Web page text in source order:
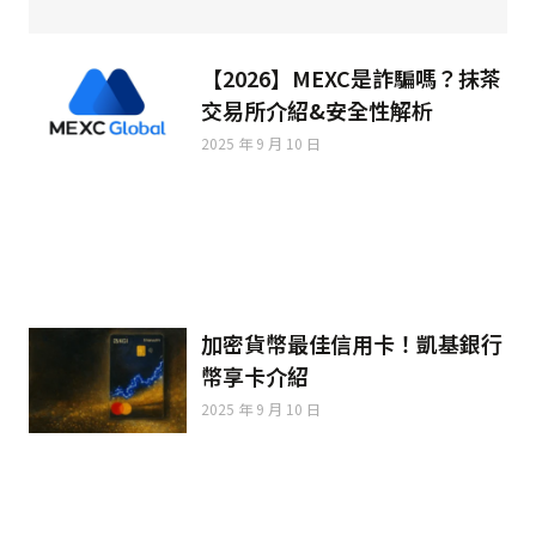
【2026】MEXC是詐騙嗎？抹茶
交易所介紹&安全性解析
2025 年 9 月 10 日
加密貨幣最佳信用卡！凱基銀行
幣享卡介紹
2025 年 9 月 10 日